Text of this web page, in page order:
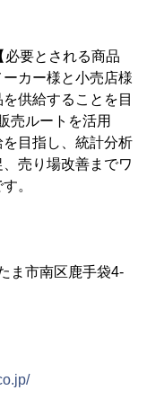
要とされる商品
カー様と小売店様
供給することを目
売ルートを活用
目指し、統計分析
売り場改善までワ
。
市南区鹿手袋4-